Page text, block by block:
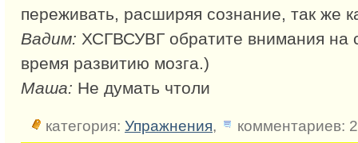
переживать, расширяя сознание, так же
Вадим: ХСГВСУВГ обратите внимания на
время развитию мозга.)
Маша: Не думать чтоли
категория: Упражнения, комментариев: